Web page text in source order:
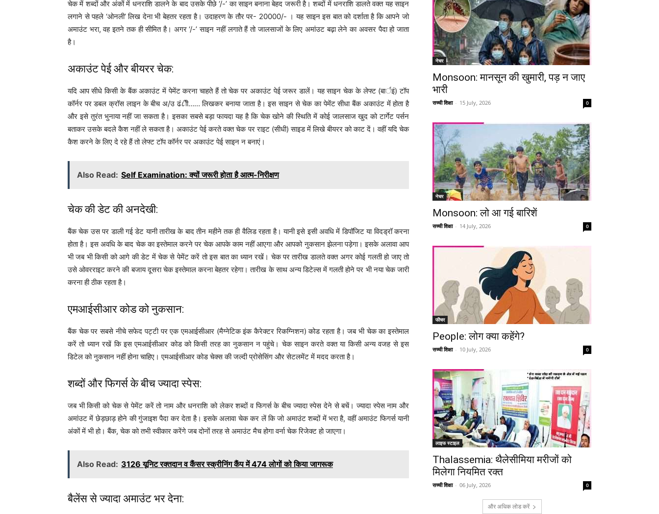
चेक में शब्दों और अंकों में धनराशि डालने के बाद उसके पीछे ‘/-’ का साइन बनाना बेहद जरूरी है। शब्दों में धनराशि डालते वक्त यह साइन
लगाने से पहले ‘ओनली’ लिख देना भी बेहतर रहता है। उदाहरण के तौर पर- 20000/- । यह साइन इस बात को दर्शाता है कि आपने जो
अमाउंट भरा, वह इतने तक ही सीमित है। अगर ‘/-’ साइन नहीं लगाते हैं तो जालसाजों के लिए अमांउट बढ़ा लेने का अवसर पैदा हो जाता
है।
अकाउंट पेई और बीयरर चेक:
यदि आप सीधे किसी के बैंक अकाउंट में पेमेंट करना चाहते हैं तो चेक पर अकाउंट पेई जरूर डालें। यह साइन चेक के लेफ्ट (बार्इं) टॉप
कॉर्नर पर डबल क्रॉस लाइन के बीच अ/उ ढं८ीी…… लिखकर बनाया जाता है। इस साइन से चेक का पेमेंट सीधा बैंक अकाउंट में होता है
और इसे तुरंत भुनाया नहीं जा सकता है। इसका सबसे बड़ा फायदा यह है कि चेक खोने की स्थिति में कोई जालसाज खुद को टार्गेट पर्सन
बताकर उसके बदले कैश नहीं ले सकता है। अकाउंट पेई करते वक्त चेक पर राइट (सीधी) साइड में लिखे बीयरर को काट दें। वहीं यदि चेक
कैश करने के लिए दे रहे हैं तो लेफ्ट टॉप कॉर्नर पर अकाउंट पेई साइन न बनाएं।
Also Read: Self Examination: क्यों जरूरी होता है आत्म-निरीक्षण
चेक की डेट की अनदेखी:
बैंक चेक उस पर डाली गई डेट यानी तारीख के बाद तीन महीने तक ही वैलिड रहता है। यानी इसे इसी अवधि में डिपॉजिट या विदड्रॉ करना
होता है। इस अवधि के बाद चेक का इस्तेमाल करने पर चेक आपके काम नहीं आएगा और आपको नुकसान झेलना पड़ेगा। इसके अलावा आप
भी जब भी किसी को आगे की डेट में चेक से पेमेंट करें तो इस बात का ध्यान रखें। चेक पर तारीख डालते वक्त अगर कोई गलती हो जाए तो
उसे ओवरराइट करने की बजाय दूसरा चेक इस्तेमाल करना बेहतर रहेगा। तारीख के साथ अन्य डिटेल्स में गलती होने पर भी नया चेक जारी
करना ही ठीक रहता है।
एमआईसीआर कोड को नुकसान:
बैंक चेक पर सबसे नीचे सफेद पट्टी पर एक एमआईसीआर (मैग्नेटिक इंक कैरेक्टर रिकग्निशन) कोड रहता है। जब भी चेक का इस्तेमाल
करें तो ध्यान रखें कि इस एमआईसीआर कोड को किसी तरह का नुकसान न पहुंचे। चेक साइन करते वक्त या किसी अन्य वजह से इस
डिटेल को नुकसान नहीं होना चाहिए। एमआईसीआर कोड चेक्स की जल्दी प्रोसेसिंग और सेटलमेंट में मदद करता है।
शब्दों और फिगर्स के बीच ज्यादा स्पेस:
जब भी किसी को चेक से पेमेंट करें तो नाम और धनराशि को लेकर शब्दों व फिगर्स के बीच ज्यादा स्पेस देने से बचें। ज्यादा स्पेस नाम और
अमांउट में छेड़छाड़ होने की गुंजाइश पैदा कर देता है। इसके अलावा चेक कर लें कि जो अमाउंट शब्दों में भरा है, वहीं अमाउंट फिगर्स यानी
अंकों में भी हो। बैंक, चेक को तभी स्वीकार करेंगे जब दोनों तरह से अमाउंट मैच होगा वर्ना चेक रिजेक्ट हो जाएगा।
Also Read: 3126 यूनिट रक्तदान व कैंसर स्क्रीनिंग कैंप में 474 लोगों को किया जागरूक
बैलेंस से ज्यादा अमाउंट भर देना:
नेचर
Monsoon: मानसून की खुमारी, पड़ न जाए
भारी
सच्ची शिक्षा - 15 July, 2026 0
नेचर
Monsoon: लो आ गई बारिशें
सच्ची शिक्षा - 14 July, 2026 0
फीचर
People: लोग क्या कहेंगे?
सच्ची शिक्षा - 10 July, 2026 0
लाइफ स्टाइल
Thalassemia: थैलेसीमिया मरीजों को
मिलेगा नियमित रक्त
सच्ची शिक्षा - 06 July, 2026 0
और अधिक लोड करें